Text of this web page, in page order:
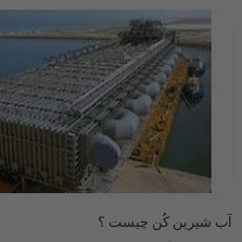
آب شیرین کُن چیست ؟